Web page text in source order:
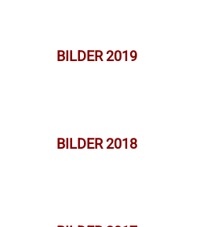
BILDER 2019
BILDER 2018